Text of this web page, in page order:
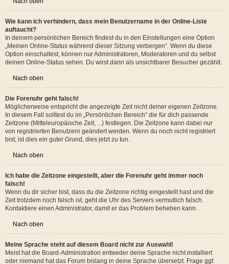
Wenn du dich registriert hast, werden alle deine Einstellungen in der
Datenbank des Boards gespeichert. Um diese zu ändern, gehe in den
„Persönlichen Bereich“; der Link dazu wird meist oben auf der Seite angezeigt,
wenn du auf deinen Benutzernamen klickst. Dort kannst du alle deine
Einstellungen ändern.
Nach oben
auftaucht?
In deinem persönlichen Bereich findest du in den Einstellungen eine Option
„Meinen Online-Status während dieser Sitzung verbergen“. Wenn du diese
Option einschaltest, können nur Administratoren, Moderatoren und du selbst
deinen Online-Status sehen. Du wirst dann als unsichtbarer Besucher gezählt.
Nach oben
Möglicherweise entspricht die angezeigte Zeit nicht deiner eigenen Zeitzone.
In diesem Fall solltest du im „Persönlichen Bereich“ die für dich passende
Zeitzone (Mitteleuropäische Zeit, ...) festlegen. Die Zeitzone kann dabei nur
von registrierten Benutzern geändert werden. Wenn du noch nicht registriert
bist, ist dies ein guter Grund, dies jetzt zu tun.
Nach oben
Ich habe die Zeitzone eingestellt, aber die Forenuhr geht immer noch
falsch!
Wenn du dir sicher bist, dass du die Zeitzone richtig eingestellt hast und die
Zeit trotzdem noch falsch ist, geht die Uhr des Servers vermutlich falsch.
Kontaktiere einen Administrator, damit er das Problem beheben kann.